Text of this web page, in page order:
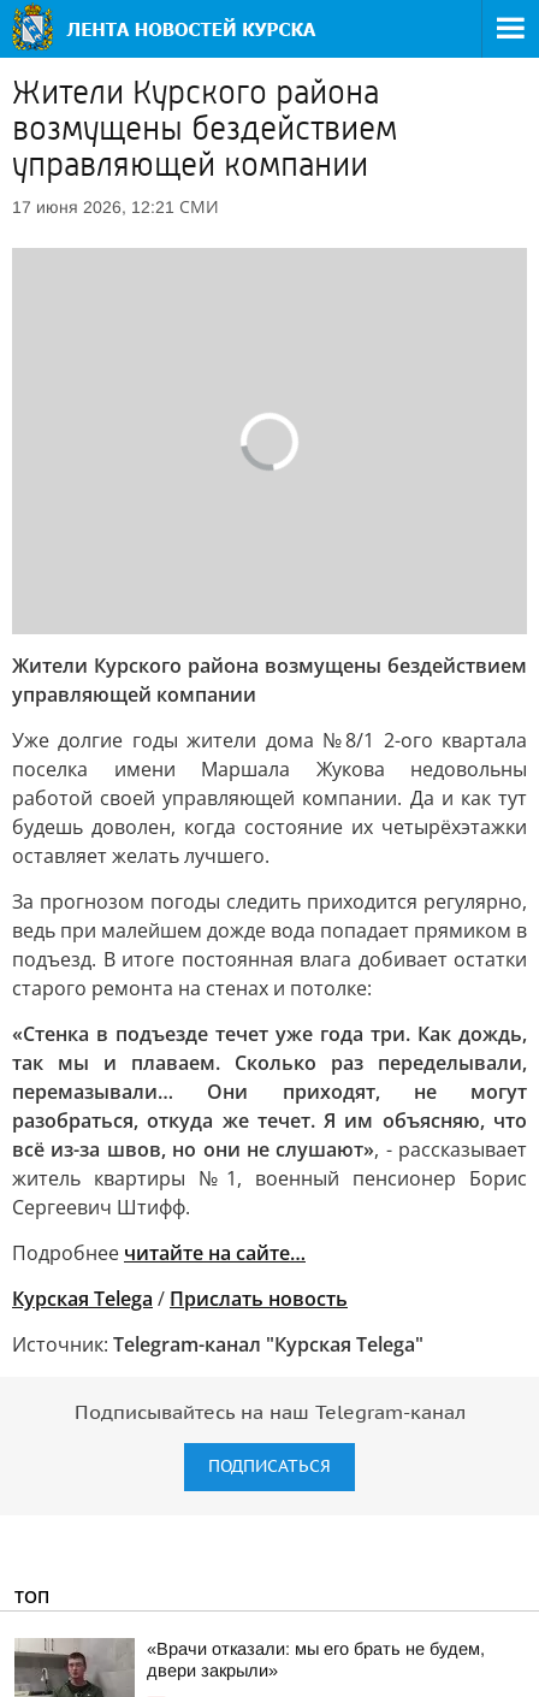
Жители Курского района
возмущены бездействием
управляющей компании
17 июня 2026, 12:21 СМИ
Жители Курского района возмущены бездействием
управляющей компании
Уже долгие годы жители дома №8/1 2-ого квартала
поселка имени Маршала Жукова недовольны
работой своей управляющей компании. Да и как тут
будешь доволен, когда состояние их четырёхэтажки
оставляет желать лучшего.
За прогнозом погоды следить приходится регулярно,
ведь при малейшем дожде вода попадает прямиком в
подъезд. В итоге постоянная влага добивает остатки
старого ремонта на стенах и потолке:
«Стенка в подъезде течет уже года три. Как дождь,
так мы и плаваем. Сколько раз переделывали,
перемазывали… Они приходят, не могут
разобраться, откуда же течет. Я им объясняю, что
всё из-за швов, но они не слушают», - рассказывает
житель квартиры №1, военный пенсионер Борис
Сергеевич Штифф.
Подробнее читайте на сайте…
Курская Telega / Прислать новость
Источник: Telegram-канал "Курская Telega"
Подписывайтесь на наш Telegram-канал
ПОДПИСАТЬСЯ
ТОП
«Врачи отказали: мы его брать не будем,
двери закрыли»